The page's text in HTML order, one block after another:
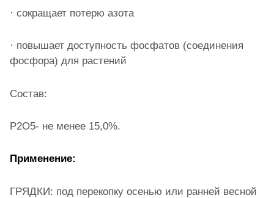
· сокращает потерю азота
· повышает доступность фосфатов (соединения
фосфора) для растений
Состав:
Р2О5- не менее 15,0%.
Применение:
ГРЯДКИ: под перекопку осенью или ранней весной